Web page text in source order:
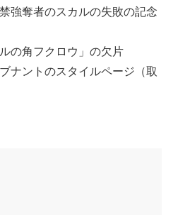
強奪者のスカルの失敗の記念
の角フクロウ」の欠片
ナントのスタイルページ（取